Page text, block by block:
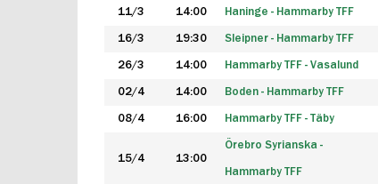
11/3 14:00 Haninge - Hammarby TFF
16/3 19:30 Sleipner - Hammarby TFF
26/3 14:00 Hammarby TFF - Vasalund
02/4 14:00 Boden - Hammarby TFF
08/4 16:00 Hammarby TFF - Täby
15/4 13:00
Örebro Syrianska -
Hammarby TFF